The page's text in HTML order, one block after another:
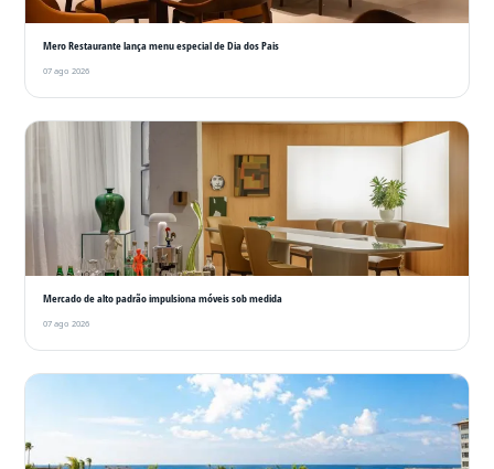
Mero Restaurante lança menu especial de Dia dos Pais
07 ago 2026
Mercado de alto padrão impulsiona móveis sob medida
07 ago 2026